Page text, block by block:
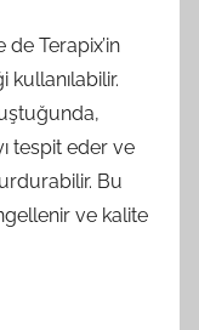
Terapix’in
kullanılabilir.
tespit eder ve
Bu
ve kalite